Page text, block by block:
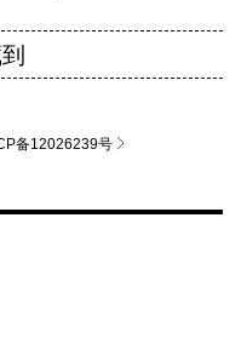
备12026239号